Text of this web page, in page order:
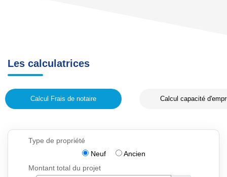
Les calculatrices
Calcul Frais de notaire Calcul capacité